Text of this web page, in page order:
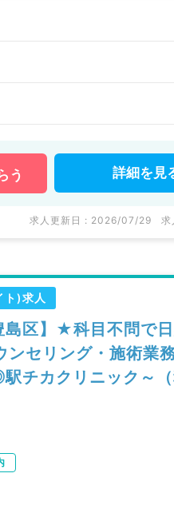
う 詳細を 見
求人更新日 : 2026/07/29
ト)求人
島区】★科目不問で
セリング・施術業
チカクリニック～